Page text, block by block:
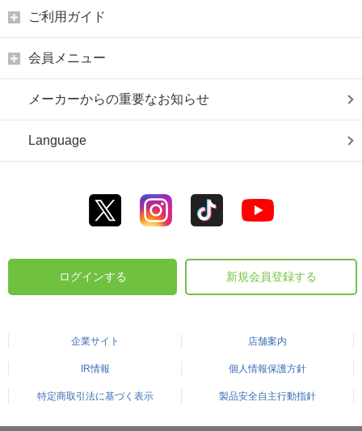
ご利用ガイド
会員メニュー
メーカーからの重要なお知らせ
Language
ログインする 新規会員登録する
企業サイト 店舗案内
IR情報 個人情報保護方針
特定商取引法に基づく表示 製品安全自主行動指針